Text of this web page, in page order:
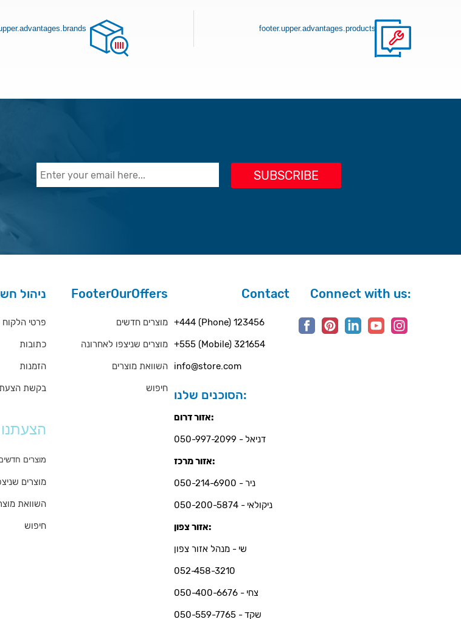
footer.upper.advantages.products
ניהול
פרטי הלקוח
כתובות
הזמנות
בקשת
הצעתנו
מוצרים
מוצרים
השוואת
חיפוש
FooterOurOffers
מוצרים חדשים
מוצרים שניצפו לאחרונה
השוואת מוצרים
חיפוש
Contact
+444 (Phone) 123456
+555 (Mobile) 321654
info@store.com
הסוכנים שלנו:
אזור דרום:
דניאל - 050-997-2099
אזור מרכז:
ניר - 050-214-6900
ניקולאי - 050-200-5874
אזור צפון:
שי - מנהל אזור צפון
052-458-3210
צחי - 050-400-6676
שקד - 050-559-7765
Connect with us: